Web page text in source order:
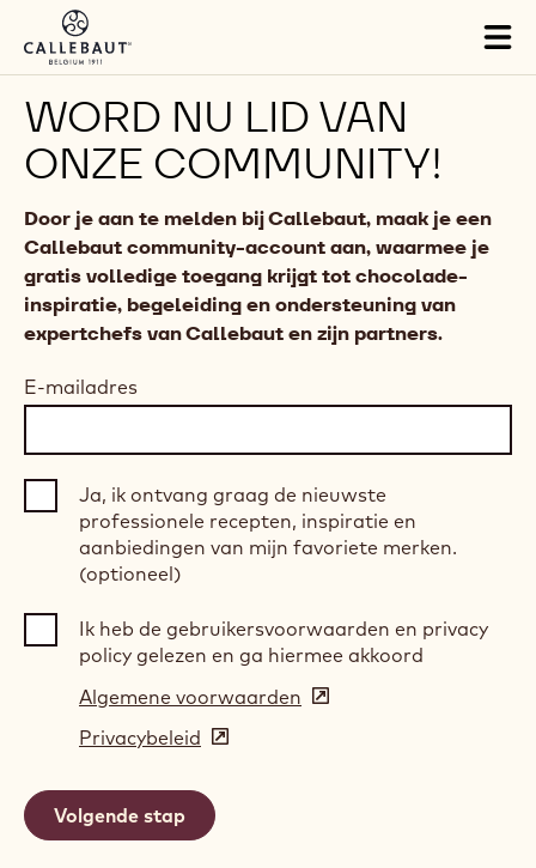
Skip to main content
WORD NU LID VAN
ONZE COMMUNITY!
Door je aan te melden bij Callebaut, maak je een
Callebaut community-account aan, waarmee je
gratis volledige toegang krijgt tot chocolade-
inspiratie, begeleiding en ondersteuning van
expertchefs van Callebaut en zijn partners.
E-mailadres
Ja, ik ontvang graag de nieuwste
professionele recepten, inspiratie en
aanbiedingen van mijn favoriete merken.
(optioneel)
Ik heb de gebruikersvoorwaarden en privacy
policy gelezen en ga hiermee akkoord
Algemene voorwaarden (opens
Privacybeleid (opens
a
new